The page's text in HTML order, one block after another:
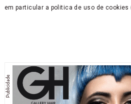
em particular a politica de uso de cookies